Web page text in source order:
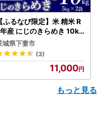
【ふるなび限定】米 精米 R
産 にじのきらめき 10kg
月 FN-Limited-PR
城県下妻市
(3)
11,000
もっと見る